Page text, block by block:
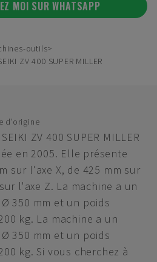
MOI SUR WHATSAPP
outils
ZV 400 SUPER MILLER
d'origine
ZV 400 SUPER MILLER
en 2005. Elle présente
sur l'axe X, de 425 mm sur
l'axe Z. La machine a un
350 mm et un poids
kg. La machine a un
350 mm et un poids
kg. Si vous cherchez à